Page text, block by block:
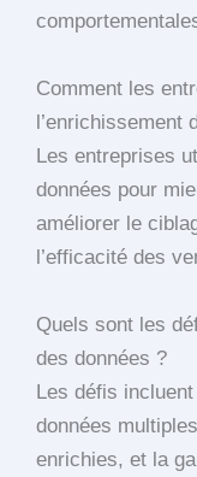
Comment les
l’enrichissement
Les entreprises
données pour
améliorer le
l’efficacité des
Quels sont les
des données ?
Les défis
données
enrichies, et la